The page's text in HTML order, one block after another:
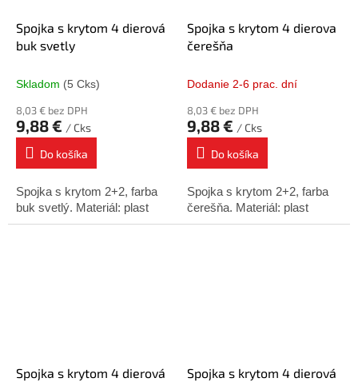
Spojka s krytom 4 dierová
buk svetly
Skladom (5 Cks)
8,03 € bez DPH
9,88 € / Cks
Do košíka
Spojka s krytom 2+2, farba
buk svetlý. Materiál: plast
Spojka s krytom 4 dierova
čerešňa
Dodanie 2-6 prac. dní
8,03 € bez DPH
9,88 € / Cks
Do košíka
Spojka s krytom 2+2, farba
čerešňa. Materiál: plast
Spojka s krytom 4 dierová
Spojka s krytom 4 dierová